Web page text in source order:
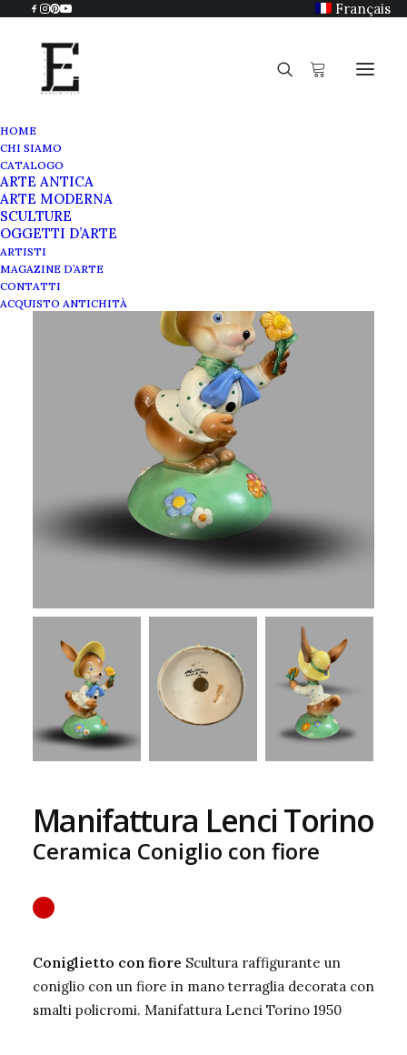
Français
HOME
CHI SIAMO
CATALOGO
ARTE ANTICA
ARTE MODERNA
SCULTURE
OGGETTI D’ARTE
ARTISTI
MAGAZINE D’ARTE
CONTATTI
ACQUISTO ANTICHITÀ
Manifattura Lenci Torino
Ceramica Coniglio con fiore
Coniglietto con fiore Scultura raffigurante un
coniglio con un fiore in mano terraglia decorata con
smalti policromi. Manifattura Lenci Torino 1950